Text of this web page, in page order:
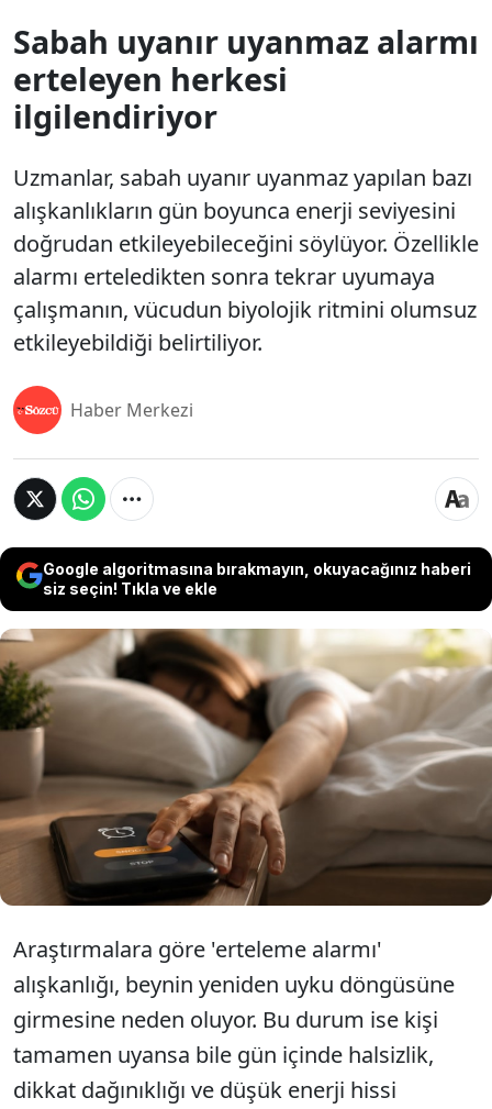
Sabah uyanır uyanmaz alarmı
erteleyen herkesi
ilgilendiriyor
Uzmanlar, sabah uyanır uyanmaz yapılan bazı
alışkanlıkların gün boyunca enerji seviyesini
doğrudan etkileyebileceğini söylüyor. Özellikle
alarmı erteledikten sonra tekrar uyumaya
çalışmanın, vücudun biyolojik ritmini olumsuz
etkileyebildiği belirtiliyor.
Haber Merkezi
Google algoritmasına bırakmayın, okuyacağınız haberi
siz seçin! Tıkla ve ekle
Uzmanlar, sabah uyanır uyanmaz yapılan bazı
alışkanlıkların gün boyunca enerji seviyesini
doğrudan etkileyebileceğini söylüyor. Özellikle
alarmı erteledikten sonra tekrar uyumaya
çalışmanın, vücudun biyolojik ritmini olumsuz
etkileyebildiği belirtiliyor.
Araştırmalara göre 'erteleme alarmı'
alışkanlığı, beynin yeniden uyku döngüsüne
girmesine neden oluyor. Bu durum ise kişi
tamamen uyansa bile gün içinde halsizlik,
dikkat dağınıklığı ve düşük enerji hissi